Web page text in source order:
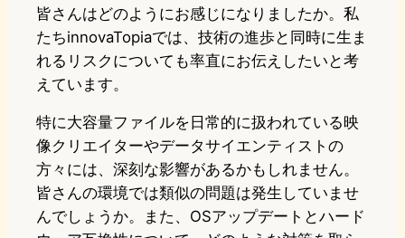
皆さんはどのようにお感じになりましたか。私
たちinnovaTopiaでは、技術の進歩と同時に生ま
れるリスクについても率直にお伝えしたいと考
えています。
特に大容量ファイルを日常的に扱われている映
像クリエイターやデータサイエンティストの
方々には、深刻な影響があるかもしれません。
皆さんの環境では類似の問題は発生していませ
んでしょうか。また、OSアップデートとハード